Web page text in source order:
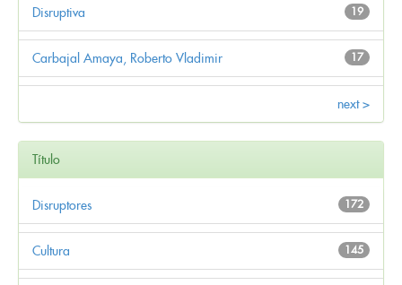
19
Disruptiva
17
Carbajal Amaya, Roberto Vladimir
next >
Título
172
Disruptores
145
Cultura